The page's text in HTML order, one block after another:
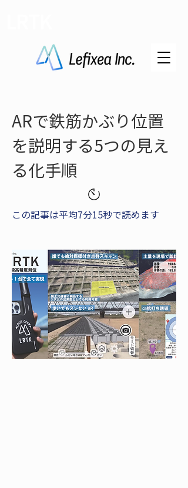
ARで鉄筋かぶり位置
を説明する5つの見え
る化手順
この記事は平均7分15秒で読めます